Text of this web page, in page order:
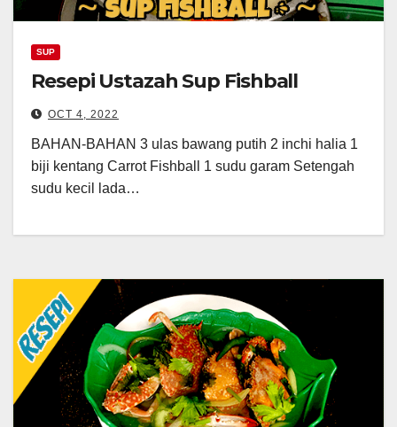
SUP
Resepi Ustazah Sup Fishball
OCT 4, 2022
BAHAN-BAHAN 3 ulas bawang putih 2 inchi halia 1
biji kentang Carrot Fishball 1 sudu garam Setengah
sudu kecil lada…